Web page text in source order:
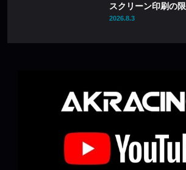
スクリーン印刷の
2026.8.3